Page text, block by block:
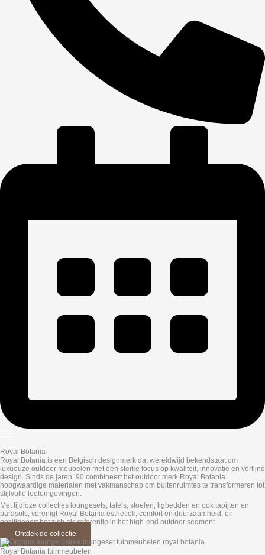
Royal Botania
Royal Botania is een Belgisch designmerk dat wereldwijd bekendstaat om
luxueuze outdoor meubelen met een sterke focus op kwaliteit, innovatie en verfijnd
design. Sinds de jaren ’90 combineert het outdoor merk Royal Botania
hoogwaardige materialen met vakmanschap om buitenruimtes te transformeren tot
stijlvolle leefomgevingen.
Met tijdloze collecties loungesets, tafels, stoelen, ligbedden en ook tapijten en
parasols, verenigt Royal Botania esthetiek, comfort en duurzaamheid, en
positioneert het zich als referentie in het high-end outdoor segment.
Ontdek de collectie
Royal Botania tuinmeubelen